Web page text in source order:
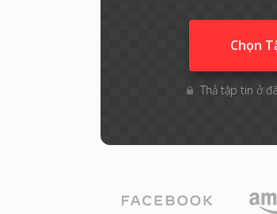
Chọn
Thả tập tin ở